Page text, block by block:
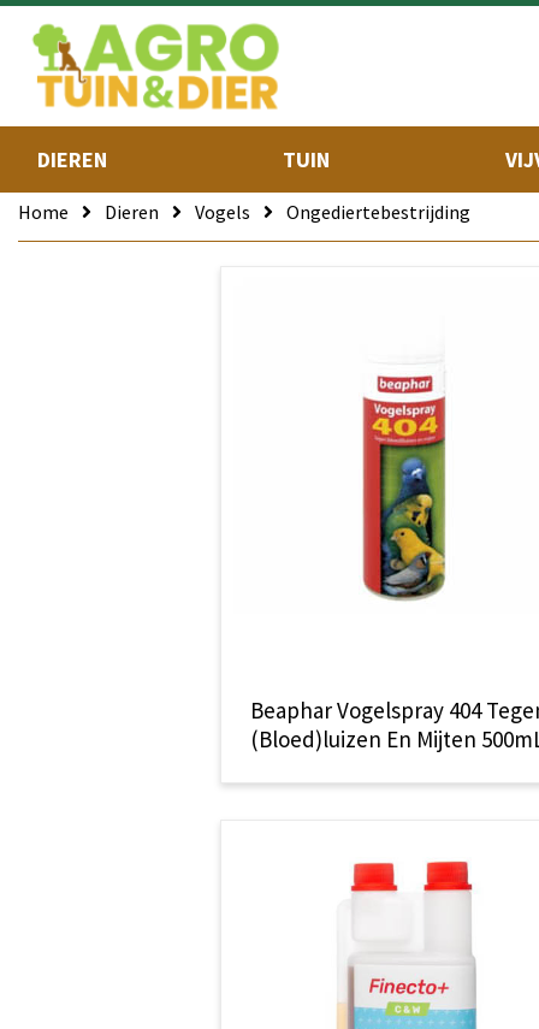
DIEREN TUIN
Home Dieren Vogels Ongediertebestrijding
Beaphar Vogelspray 404
(Bloed)luizen En Mijten